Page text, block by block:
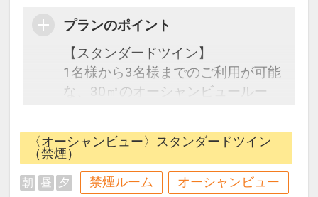
プランのポイント
【スタンダードツイン】
1名様から3名様までのご利用が可能
な、30㎡のオーシャンビュールー
たオリエンタルな雰囲気の客室で
す。ゆったりとお寛ぎ頂ける広めの
バスルームやシモンズ社製ベットを
完備。すべての客室から、東シナ海
〈オーシャンビュー〉スタンダードツイン
（禁煙）
朝 昼 夕 禁煙ルーム オーシャンビュー